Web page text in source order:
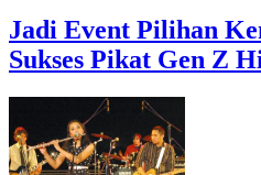
Jadi Event Pilihan
Sukses Pikat Gen Z